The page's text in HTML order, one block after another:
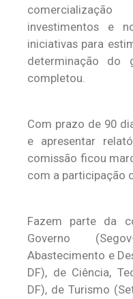
investimentos e
iniciativas para
determinação do
completou.
Com prazo de 90
e apresentar
comissão ficou
com a participação
Fazem parte da
Governo
Abastecimento e
DF), de Ciência,
DF), de Turismo